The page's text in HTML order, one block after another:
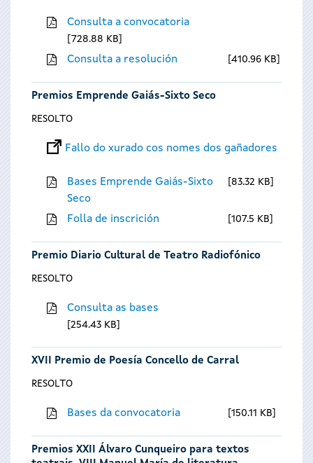
Consulta a convocatoria
728.88 KB
Consulta a resolución 410.96 KB
Premios Emprende Gaiás-Sixto Seco
RESOLTO
Fallo do xurado cos nomes dos gañadores
Bases Emprende Gaiás-Sixto
Seco
83.32 KB
Folla de inscrición 107.5 KB
Premio Diario Cultural de Teatro Radiofónico
RESOLTO
Consulta as bases
254.43 KB
XVII Premio de Poesía Concello de Carral
RESOLTO
Bases da convocatoria 150.11 KB
Premios XXII Álvaro Cunqueiro para textos